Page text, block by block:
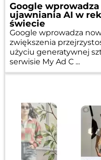
Google
ujawniania AI w
świecie
Google wprowadza
zwiększenia
użyciu generatywnej
serwisie My Ad C ...